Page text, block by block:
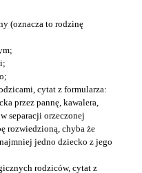
(oznacza to rodzinę
cytat z formularza:
przez pannę, kawalera,
separacji orzeczonej
rozwiedzioną, chyba że
jedno dziecko z jego
rodziców, cytat z